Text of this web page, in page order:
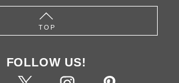
TOP
FOLLOW US!